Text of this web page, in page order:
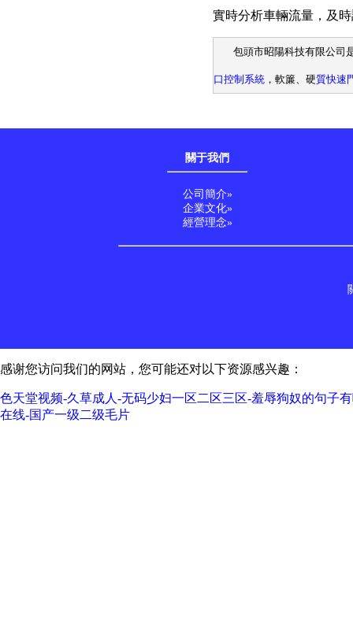
實時分析車輛流量，及
包頭市昭陽科技有限公司
口控制系統，軟簾、硬質快速
關于我們
公司簡介»
企業文化»
經營理念»
感谢您访问我们的网站，您可能还对以下资源感兴趣：
色天堂视频-久草成人-无码少妇一区二区三区-羞辱狗奴的句子
在线-国产一级二级毛片